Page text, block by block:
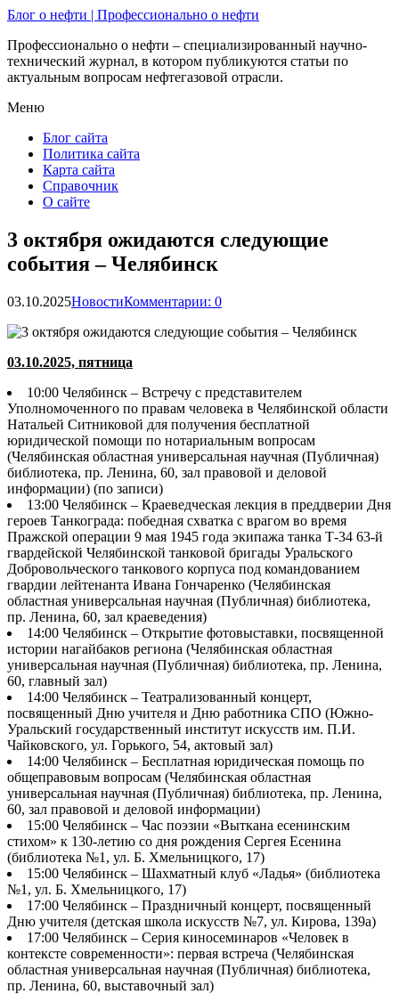
Блог о нефти | Профессионально о нефти
Профессионально о нефти – специализированный научно-
технический журнал, в котором публикуются статьи по
актуальным вопросам нефтегазовой отрасли.
Меню
Блог сайта
Политика сайта
Карта сайта
Справочник
О сайте
3 октября ожидаются следующие
события – Челябинск
03.10.2025НовостиКомментарии: 0
03.10.2025, пятница
10:00 Челябинск – Встречу с представителем
Уполномоченного по правам человека в Челябинской области
Натальей Ситниковой для получения бесплатной
юридической помощи по нотариальным вопросам
(Челябинская областная универсальная научная (Публичная)
библиотека, пр. Ленина, 60, зал правовой и деловой
информации) (по записи)
13:00 Челябинск – Краеведческая лекция в преддверии Дня
героев Танкограда: победная схватка с врагом во время
Пражской операции 9 мая 1945 года экипажа танка Т-34 63-й
гвардейской Челябинской танковой бригады Уральского
Добровольческого танкового корпуса под командованием
гвардии лейтенанта Ивана Гончаренко (Челябинская
областная универсальная научная (Публичная) библиотека,
пр. Ленина, 60, зал краеведения)
14:00 Челябинск – Открытие фотовыставки, посвященной
истории нагайбаков региона (Челябинская областная
универсальная научная (Публичная) библиотека, пр. Ленина,
60, главный зал)
14:00 Челябинск – Театрализованный концерт,
посвященный Дню учителя и Дню работника СПО (Южно-
Уральский государственный институт искусств им. П.И.
Чайковского, ул. Горького, 54, актовый зал)
14:00 Челябинск – Бесплатная юридическая помощь по
общеправовым вопросам (Челябинская областная
универсальная научная (Публичная) библиотека, пр. Ленина,
60, зал правовой и деловой информации)
15:00 Челябинск – Час поэзии «Выткана есенинским
стихом» к 130-летию со дня рождения Сергея Есенина
(библиотека №1, ул. Б. Хмельницкого, 17)
15:00 Челябинск – Шахматный клуб «Ладья» (библиотека
№1, ул. Б. Хмельницкого, 17)
17:00 Челябинск – Праздничный концерт, посвященный
Дню учителя (детская школа искусств №7, ул. Кирова, 139а)
17:00 Челябинск – Серия киносеминаров «Человек в
контексте современности»: первая встреча (Челябинская
областная универсальная научная (Публичная) библиотека,
пр. Ленина, 60, выставочный зал)